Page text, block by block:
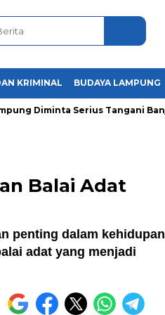
KRIMINAL BUDAYA LAMPUNG
Serius Tangani Banjir
Balai Adat
penting dalam kehidupan
adat yang menjadi